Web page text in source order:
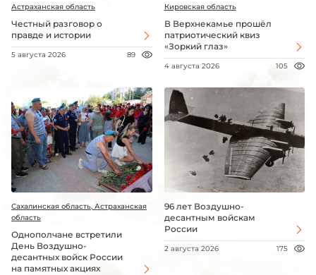
Астраханская область
Честный разговор о
правде и истории
5 августа 2026 89
Кировская область
В Верхнекамье прошёл
патриотический квиз
«Зоркий глаз»
4 августа 2026 105
Сахалинская область, Астраханская
область
Однополчане встретили
День Воздушно-
десантных войск России
на памятных акциях
96 лет Воздушно-
десантным войскам
России
2 августа 2026 175